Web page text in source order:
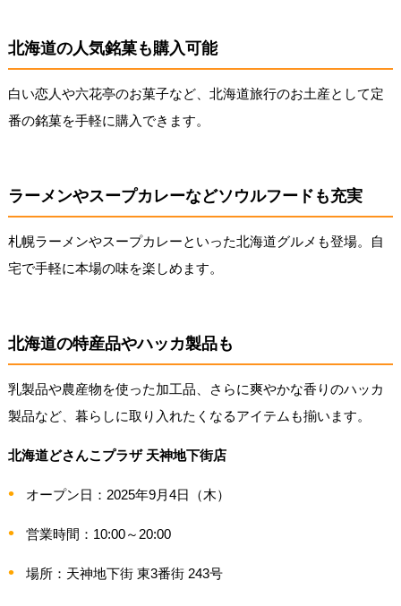
北海道の人気銘菓も購入可能
白い恋人や六花亭のお菓子など、北海道旅行のお土産として定
番の銘菓を手軽に購入できます。
ラーメンやスープカレーなどソウルフードも充実
札幌ラーメンやスープカレーといった北海道グルメも登場。自
宅で手軽に本場の味を楽しめます。
北海道の特産品やハッカ製品も
乳製品や農産物を使った加工品、さらに爽やかな香りのハッカ
製品など、暮らしに取り入れたくなるアイテムも揃います。
北海道どさんこプラザ 天神地下街店
オープン日：2025年9月4日（木）
営業時間：10:00～20:00
場所：天神地下街 東3番街 243号